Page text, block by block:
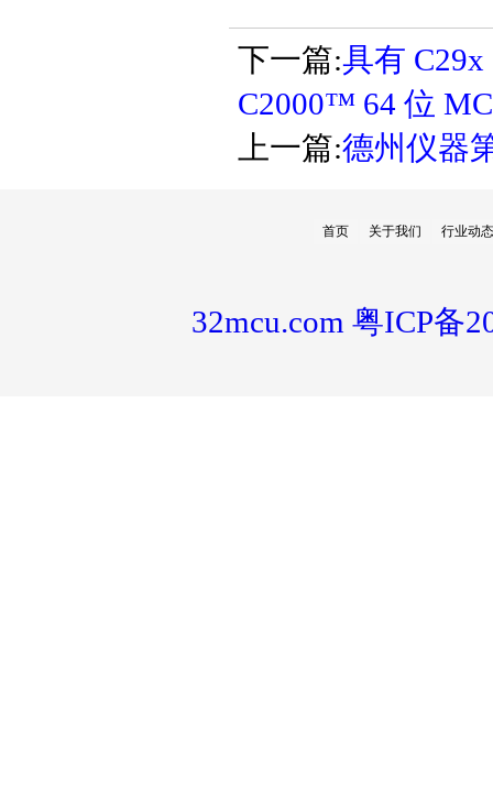
下一篇:具有
C2000™ 64 位
上一篇:德州仪器
首页 关于我们 行业动态
32mcu.com 粤ICP备